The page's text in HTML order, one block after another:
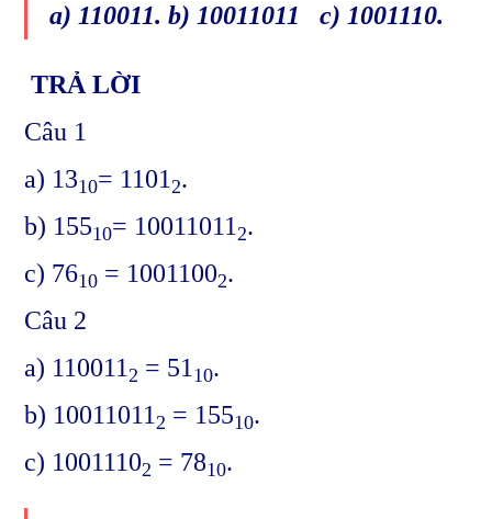
a) 110011. b) 10011011 c) 1001110.
TRẢ LỜI
Câu 1
a) 1310= 1101 2.
b) 15510= 10011011 2.
c) 7610 = 10011002.
Câu 2
a) 110011 2 = 51 10.
b) 10011011 2 = 15510.
c) 10011102 = 7810.